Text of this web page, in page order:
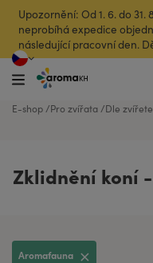
Upozornění: Od 1. 6. do
neprobíhá expedice
následující pracovní den.
E-shop Pro zvířata Dle zvířete
Zklidnění koní
Aromafauna